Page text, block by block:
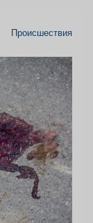
Происшествия